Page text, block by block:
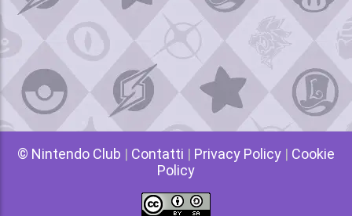
© Nintendo Club | Contatti | Privacy Policy | Cookie
Policy